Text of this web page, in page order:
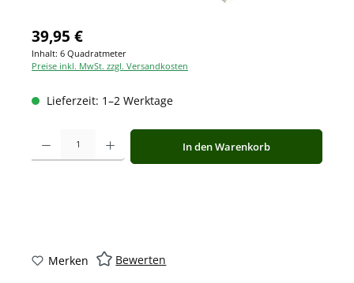
39,95 €
Inhalt: 6 Quadratmeter
Preise inkl. MwSt. zzgl. Versandkosten
Lieferzeit: 1–2 Werktage
Produkt Anzahl: Gib den gewünschten Wert ein oder benutze die
In den Warenkorb
Merken Bewerten